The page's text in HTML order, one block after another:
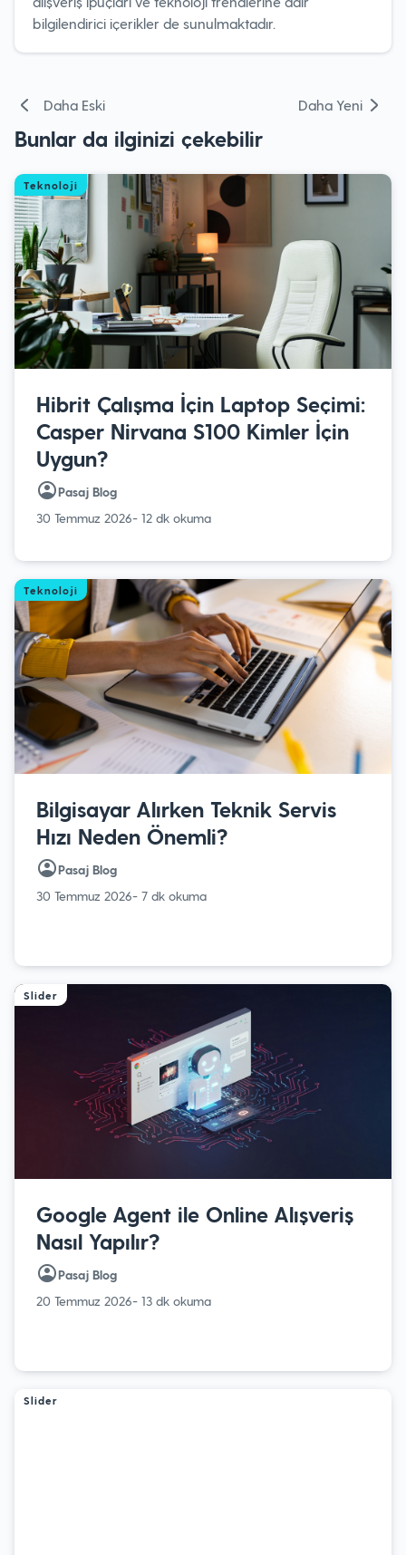
bilgilendirici içerikler de sunulmaktadır.
Yazı
Daha Eski Daha Yeni
Bunlar da ilginizi çekebilir
Teknoloji
Hibrit Çalışma İçin Laptop Seçimi:
Casper Nirvana S100 Kimler İçin
Uygun?
Pasaj Blog
30 Temmuz 2026- 12 dk okuma
Teknoloji
Bilgisayar Alırken Teknik Servis
Hızı Neden Önemli?
Pasaj Blog
30 Temmuz 2026- 7 dk okuma
Slider
Google Agent ile Online Alışveriş
Nasıl Yapılır?
Pasaj Blog
20 Temmuz 2026- 13 dk okuma
Slider